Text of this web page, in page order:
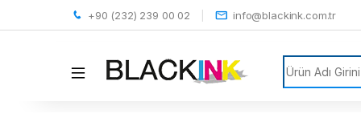
+90 (232) 239 00 02 info@blackink.com.tr
Search for: